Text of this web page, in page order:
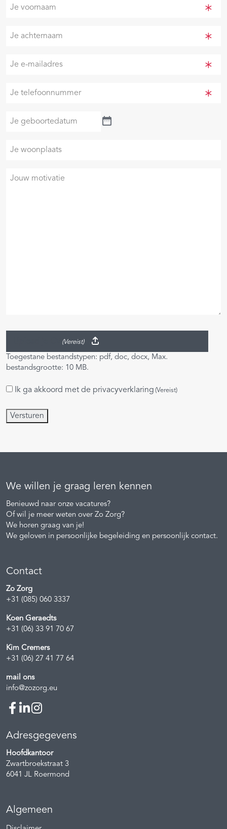
Je
Je
Je
(Vereist)
Je
Je
geboortedatum
Je
woonplaats
Je
(Vereist)
Toegestane bestandstypen: pdf, doc, docx, Max.
bestandsgrootte: 10 MB.
Instemming
Ik ga akkoord met de privacyverklaring (Vereist)
Versturen
We willen je graag leren kennen
Benieuwd naar onze vacatures?
Of wil je meer weten over Zo Zorg?
We horen graag van je!
We geloven in persoonlijke begeleiding en persoonlijk contact.
Contact
Zo Zorg
+31 (085) 060 3337
Koen Geraedts
+31 (06) 33 91 70 67
Kim Cremers
+31 (06) 27 41 77 64
mail ons
info@zozorg.eu
Adresgegevens
Hoofdkantoor
Zwartbroekstraat 3
6041 JL Roermond
Algemeen